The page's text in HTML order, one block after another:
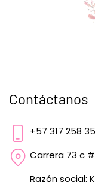
Contáctanos
+57 317 258
Carrera 73 c
Razón social: